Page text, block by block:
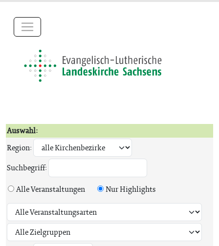
Auswahl:
Region:
Suchbegriff:
Alle Veranstaltungen Nur Highlights